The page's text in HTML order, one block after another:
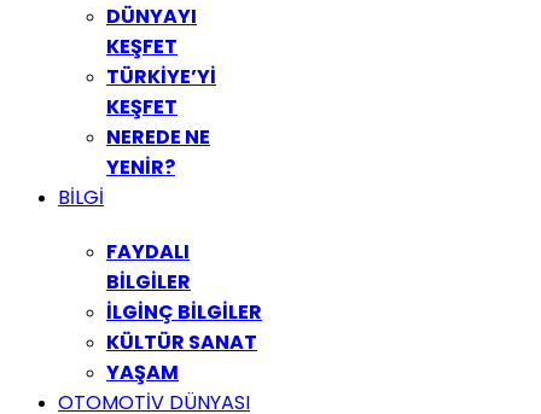
DÜNYAYI
KEŞFET
TÜRKİYE’Yİ
KEŞFET
NEREDE NE
YENİR?
BİLGİ
FAYDALI
BİLGİLER
İLGİNÇ BİLGİLER
KÜLTÜR SANAT
YAŞAM
OTOMOTİV DÜNYASI